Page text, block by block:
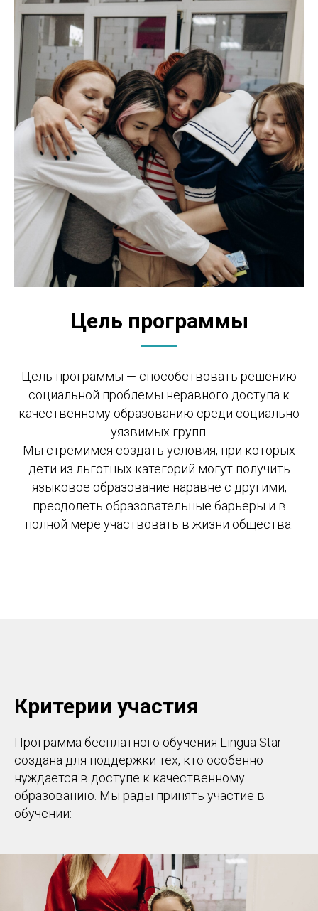
Цель программы
Цель программы — способствовать решению
социальной проблемы неравного доступа к
качественному образованию среди социально
уязвимых групп.
Мы стремимся создать условия, при которых
дети из льготных категорий могут получить
языковое образование наравне с другими,
преодолеть образовательные барьеры и в
полной мере участвовать в жизни общества.
Критерии участия
Программа бесплатного обучения Lingua Star
создана для поддержки тех, кто особенно
нуждается в доступе к качественному
образованию. Мы рады принять участие в
обучении: